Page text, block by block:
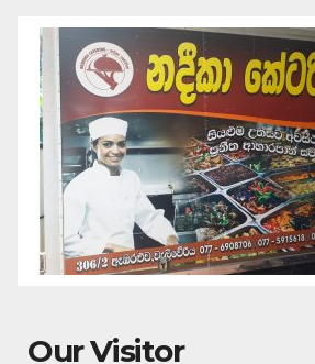
Our Visitor